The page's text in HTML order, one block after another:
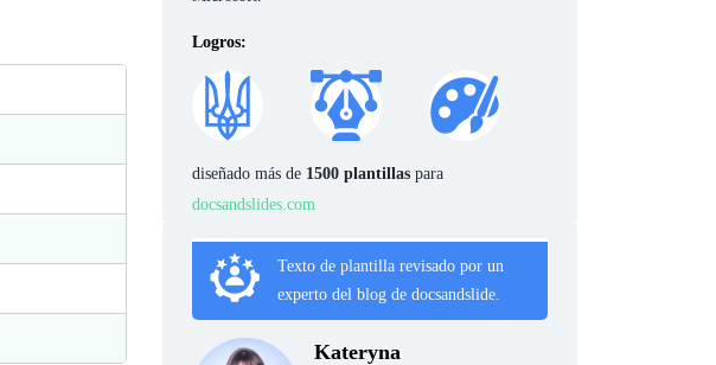
Logros:
diseñado más de 1500 plantillas para
docsandslides.com
Texto de plantilla revisado por un
experto del blog de docsandslide.
Kateryna